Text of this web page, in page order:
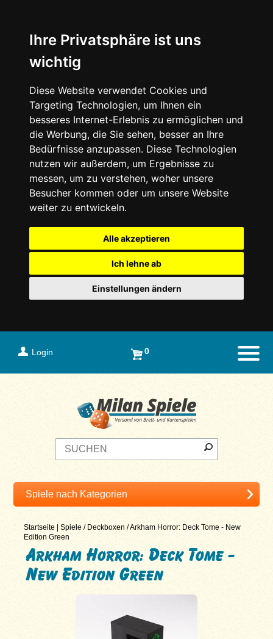
Ihre Privatsphäre ist uns
wichtig
Diese Website verwendet Cookies und
Targeting Technologien, um Ihnen ein
besseres Internet-Erlebnis zu ermöglichen und
die Werbung, die Sie sehen, besser an Ihre
Bedürfnisse anzupassen. Diese Technologien
nutzen wir außerdem, um Ergebnisse zu
messen, um zu verstehen, woher unsere
Besucher kommen oder um unsere Website
weiter zu entwickeln.
Alle akzeptieren
Ich lehne ab
Einstellungen ändern
Login 0
Startseite |Spiele / Deckboxen /Arkham Horror: Deck Tome - New
Edition Green
Arkham Horror: Deck Tome -
New Edition Green